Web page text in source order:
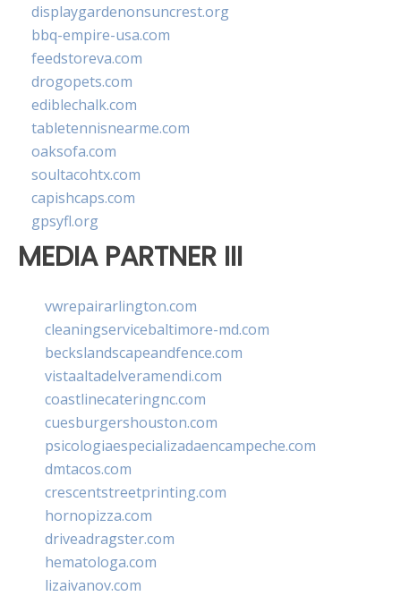
displaygardenonsuncrest.org
bbq-empire-usa.com
feedstoreva.com
drogopets.com
ediblechalk.com
tabletennisnearme.com
oaksofa.com
soultacohtx.com
capishcaps.com
gpsyfl.org
MEDIA PARTNER III
vwrepairarlington.com
cleaningservicebaltimore-md.com
beckslandscapeandfence.com
vistaaltadelveramendi.com
coastlinecateringnc.com
cuesburgershouston.com
psicologiaespecializadaencampeche.com
dmtacos.com
crescentstreetprinting.com
hornopizza.com
driveadragster.com
hematologa.com
lizaivanov.com